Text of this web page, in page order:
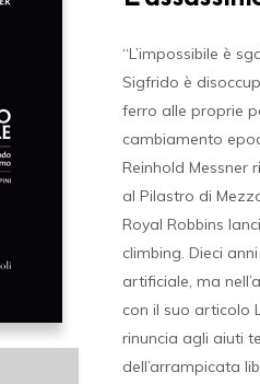
o ESC per chiudere
“L’impossibile è
Sigfrido è
ferro alle proprie
cambiamento
Reinhold Messner
al Pilastro di
Royal Robbins
climbing. Dieci
artificiale, ma
con il suo articolo
rinuncia agli aiuti
dell’arrampicata